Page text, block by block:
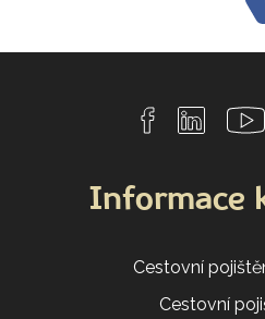
Informace
Cestovní
Cestovní